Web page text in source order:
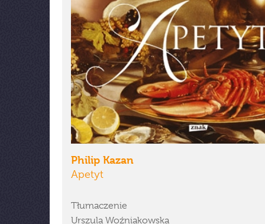
Philip Kazan
Apetyt
Tłumaczenie
Urszula Woźniakowska